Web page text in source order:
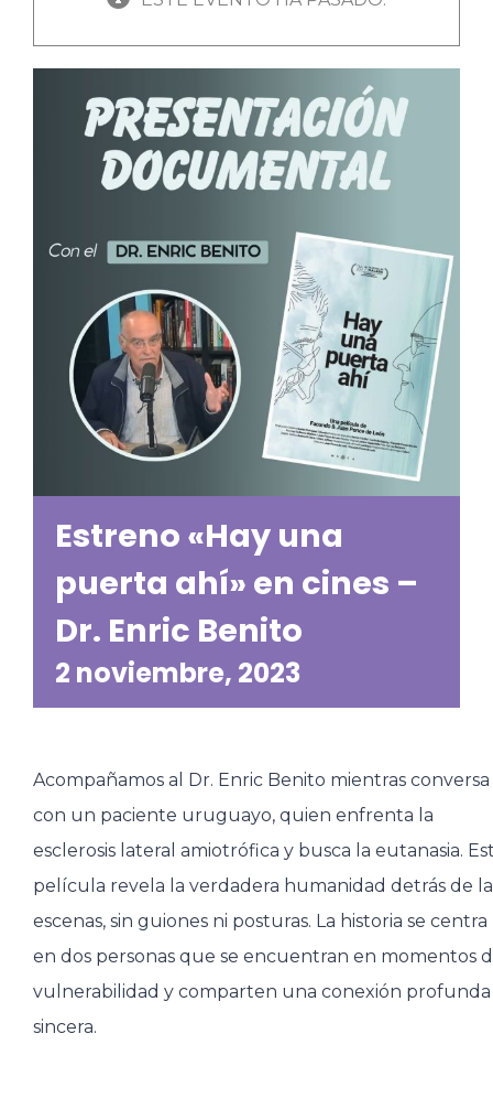
Estreno «Hay una
puerta ahí» en cines –
Dr. Enric Benito
2 noviembre, 2023
Acompañamos al Dr. Enric Benito mientras conversa
con un paciente uruguayo, quien enfrenta la
esclerosis lateral amiotrófica y busca la eutanasia.
película revela la verdadera humanidad detrás de
escenas, sin guiones ni posturas. La historia se centra
en dos personas que se encuentran en momentos
vulnerabilidad y comparten una conexión profunda
sincera.